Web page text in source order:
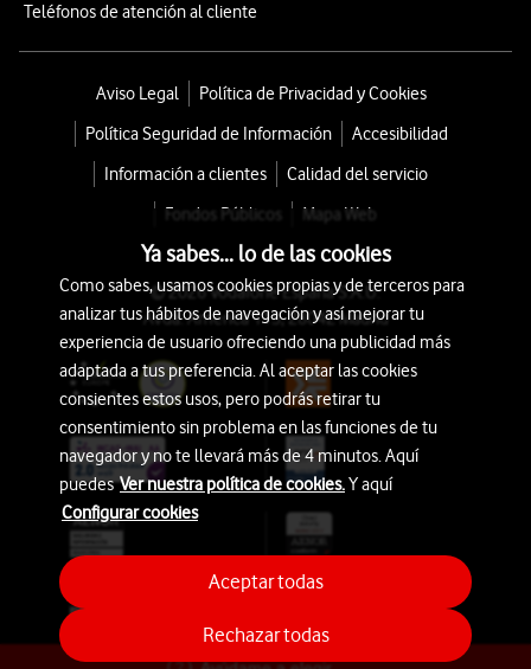
Teléfonos de atención al cliente
Aviso Legal
Política de Privacidad y Cookies
Política Seguridad de Información
Accesibilidad
Información a clientes
Calidad del servicio
Fondos Públicos
Mapa Web
© 2026 Vodafone España S.A.U.
Avda. América 115, 28042 Madrid
Ya sabes... lo de las cookies
Como sabes, usamos cookies propias y de terceros para
analizar tus hábitos de navegación y así mejorar tu
experiencia de usuario ofreciendo una publicidad más
adaptada a tus preferencia. Al aceptar las cookies
consientes estos usos, pero podrás retirar tu
consentimiento sin problema en las funciones de tu
navegador y no te llevará más de 4 minutos. Aquí
puedesVer nuestra política de cookies.Y aquí
Configurar cookies
Rechazar todas
Aceptar todas